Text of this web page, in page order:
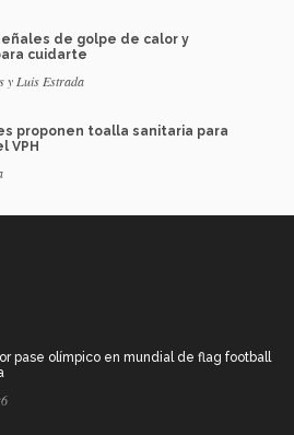
de golpe de calor y
cuidarte
y Luis Estrada
proponen toalla sanitaria para
VPH
pase olímpico en mundial de flag football